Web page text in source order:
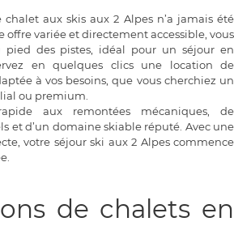
aux skis aux 2 Alpes n’a jamais été
offre variée et directement accessible, vous
pied des pistes, idéal pour un séjour en
en quelques clics une location de
à vos besoins, que vous cherchiez un
ou premium.
aux remontées mécaniques, de
et d’un domaine skiable réputé. Avec une
votre séjour ski aux 2 Alpes commence
de chalets en